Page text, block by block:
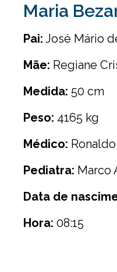
Maria
Pai: José Mário
Mãe: Regiane
Medida: 50 cm
Peso: 4165 kg
Médico: Ronaldo
Pediatra: Marco
Data de
Hora: 08:15